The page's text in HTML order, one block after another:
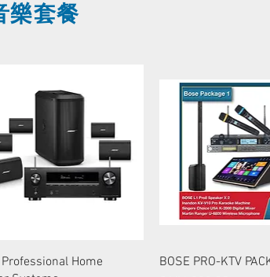
樂套餐
快速瀏覽
Professional Home
快速瀏覽
BOSE PRO-KTV